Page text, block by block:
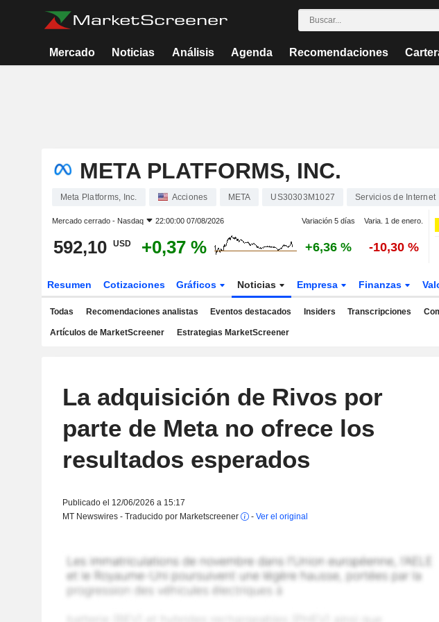
Mercado Noticias Análisis Agenda Recomendaciones
META PLATFORMS, INC.
Meta Platforms, Inc. Acciones META US30303M1027 Servicios de Internet
Mercado cerrado - Nasdaq 22:00:00 07/08/2026 Variación 5 días Varia. 1 de enero.
592,10 USD +0,37 % +6,36 % -10,30 %
Resumen Cotizaciones Gráficos Noticias Empresa Finanzas
Todas Recomendaciones analistas Eventos destacados Insiders Transcripciones
Artículos de MarketScreener Estrategias MarketScreener
La adquisición de Rivos por
parte de Meta no ofrece los
resultados esperados
Publicado el 12/06/2026 a 15:17
MT Newswires - Traducido por Marketscreener
- Ver el original